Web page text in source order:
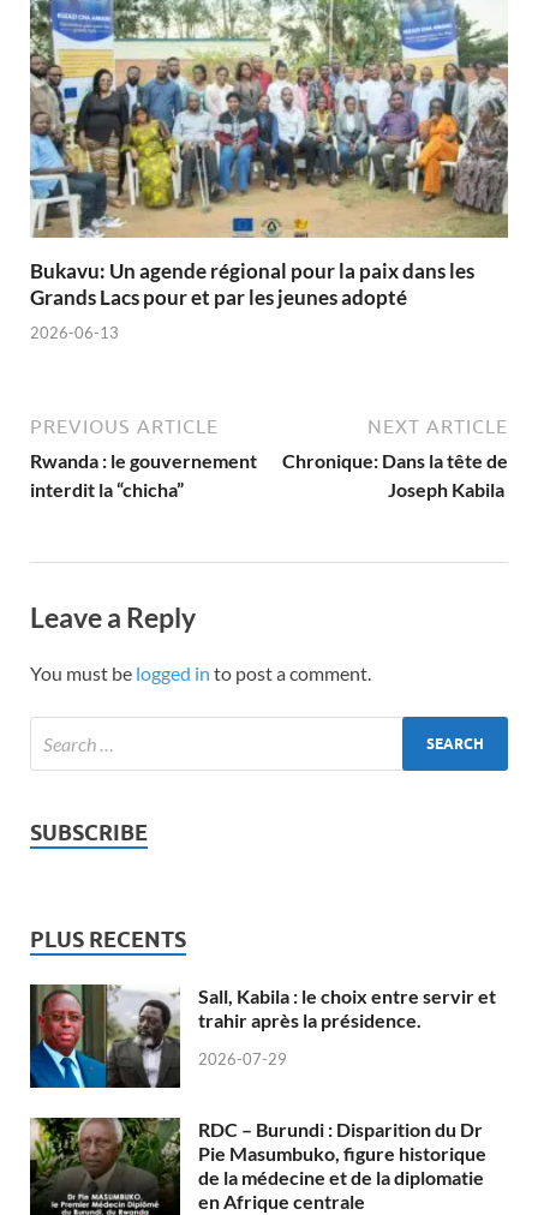
Bukavu: Un agende régional pour la paix dans les
Grands Lacs pour et par les jeunes adopté
2026-06-13
PREVIOUS ARTICLE
Rwanda : le gouvernement
interdit la “chicha”
NEXT ARTICLE
Chronique: Dans la tête de
Joseph Kabila
Leave a Reply
You must be logged in to post a comment.
SUBSCRIBE
PLUS RECENTS
Sall, Kabila : le choix entre servir et
trahir après la présidence.
2026-07-29
RDC – Burundi : Disparition du Dr
Pie Masumbuko, figure historique
de la médecine et de la diplomatie
en Afrique centrale